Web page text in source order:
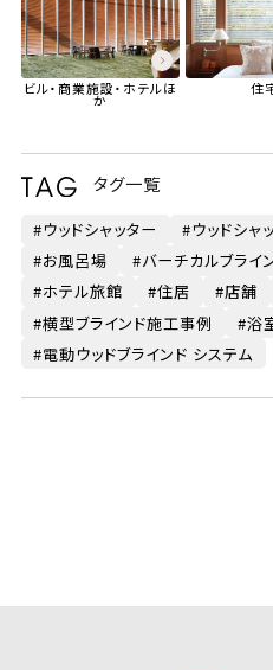
ビル・商業施設・ホテルほ
か
住
タグ一覧
ウッドシャッター ウッドシャ
お風呂場
バーチカルブライ
ホテル旅館
住居 店舗
横型ブラインド施工事例
浴
電動ウッドブラインド システム